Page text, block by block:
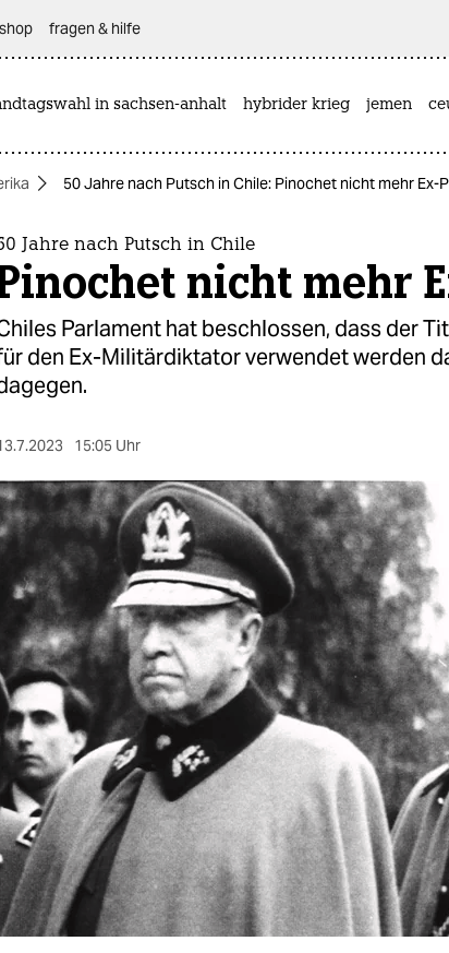
shop fragen & hilfe
in sachsen-anhalt hybrider krieg jemen
50 Jahre nach Putsch in Chile: Pinochet nicht mehr Ex-
Jahre nach Putsch in Chile
nicht mehr
Parlament hat beschlossen, dass der
den Ex-Militärdiktator verwendet werden
15:05 Uhr